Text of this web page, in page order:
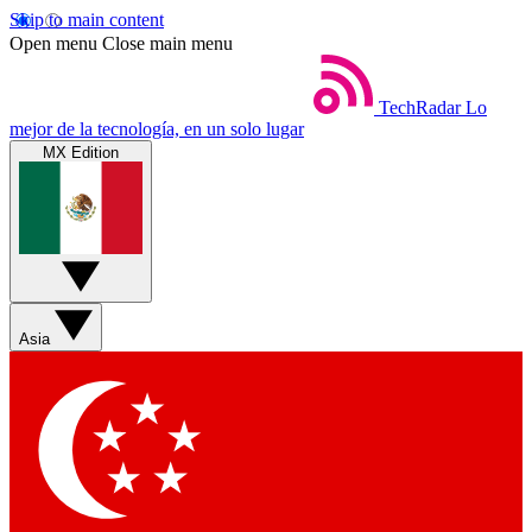
Skip to main content
Open menu Close main menu
TechRadar Lo
mejor de la tecnología, en un solo lugar
MX Edition
Asia